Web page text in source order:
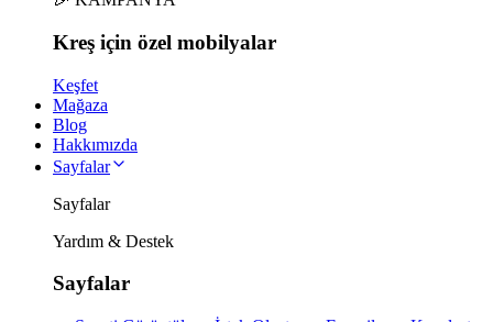
Kreş için özel mobilyalar
Keşfet
Mağaza
Blog
Hakkımızda
Sayfalar
Sayfalar
Yardım & Destek
Sayfalar